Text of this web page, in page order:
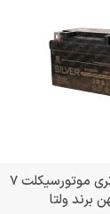
خرید عمده باتری موتورسیکلت 7